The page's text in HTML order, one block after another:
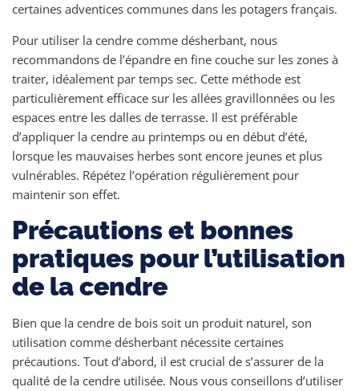
certaines adventices communes dans les potagers français.
Pour utiliser la cendre comme désherbant, nous
recommandons de l’épandre en fine couche sur les zones à
traiter, idéalement par temps sec. Cette méthode est
particulièrement efficace sur les allées gravillonnées ou les
espaces entre les dalles de terrasse. Il est préférable
d’appliquer la cendre au printemps ou en début d’été,
lorsque les mauvaises herbes sont encore jeunes et plus
vulnérables. Répétez l’opération régulièrement pour
maintenir son effet.
Précautions et bonnes
pratiques pour l’utilisation
de la cendre
Bien que la cendre de bois soit un produit naturel, son
utilisation comme désherbant nécessite certaines
précautions. Tout d’abord, il est crucial de s’assurer de la
qualité de la cendre utilisée. Nous vous conseillons d’utiliser